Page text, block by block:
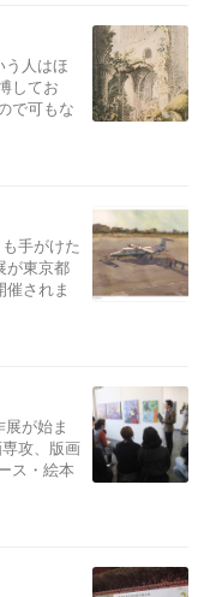
う人はほ
してお
で可もな
手がけた
が東京都
催されま
が始ま
攻、版画
ス・絵本